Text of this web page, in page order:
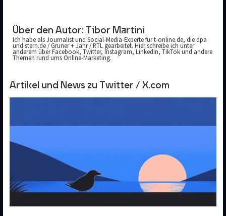
Über den Autor: Tibor Martini
Ich habe als Journalist und Social-Media-Experte für t-online.de, die dpa
und stern.de / Gruner + Jahr / RTL gearbeitet. Hier schreibe ich unter
anderem über Facebook, Twitter, Instagram, LinkedIn, TikTok und andere
Themen rund ums Online-Marketing.
Artikel und News zu Twitter / X.com